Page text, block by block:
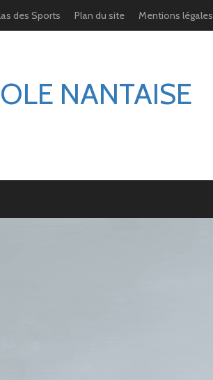
des Sports Plan du site Mentions légales
NANTAISE